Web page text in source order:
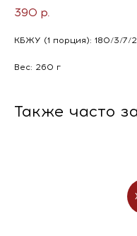
390 р.
КБЖУ (1 порция): 180/3/7/
Вес: 260 г
Также часто